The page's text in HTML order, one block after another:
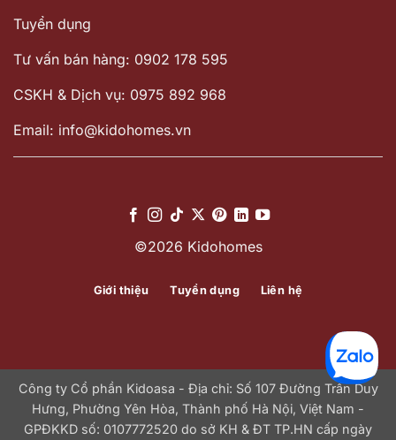
Tuyển dụng
Tư vấn bán hàng: 0902 178 595
CSKH & Dịch vụ: 0975 892 968
Email: info@kidohomes.vn
©2026 Kidohomes
Giới thiệu Tuyển dụng Liên hệ
Công ty Cổ phần Kidoasa - Địa chỉ: Số 107 Đường Trần Duy
Hưng, Phường Yên Hòa, Thành phố Hà Nội, Việt Nam -
GPĐKKD số: 0107772520 do sở KH & ĐT TP.HN cấp ngày